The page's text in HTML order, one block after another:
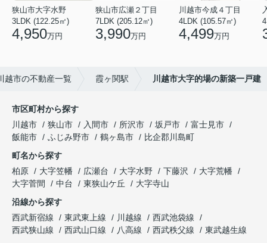
狭山市大字水野
3LDK (122.25㎡)
4,950万円
狭山市広瀬２丁目
7LDK (205.12㎡)
3,990万円
川越市今成４丁目
4LDK (105.57㎡)
4,499万円
越市の不動産一覧 霞ヶ関駅 川越市大字的場の新築一戸建
市区町村から探す
川越市
狭山市 入間市 所沢市 坂戸市
富士見市
飯能市
ふじみ野市 鶴ヶ島市
比企郡川島町
町名から探す
柏原
大字笠幡 広瀬台 大字水野 下藤沢
大字荒幡
大字菅間
中台 東狭山ケ丘
大字寺山
沿線から探す
西武新宿線
東武東上線 川越線
西武池袋線
西武狭山線
西武山口線 八高線 西武秩父線
東武越生線